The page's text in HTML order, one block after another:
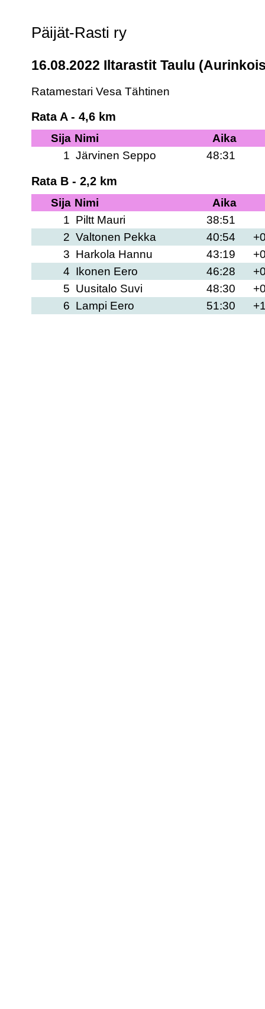
Päijät-Rasti ry
16.08.2022 Iltarastit Taulu
Ratamestari Vesa Tähtinen
Rata A - 4,6 km
Sija Nimi
Aika
1 Järvinen Seppo 48:31
Rata B - 2,2 km
Sija Nimi
Aika
1 Piltt Mauri
38:51
2 Valtonen Pekka 40:54
3 Harkola Hannu 43:19
4 Ikonen Eero 46:28
5 Uusitalo Suvi 48:30
6 Lampi Eero 51:30